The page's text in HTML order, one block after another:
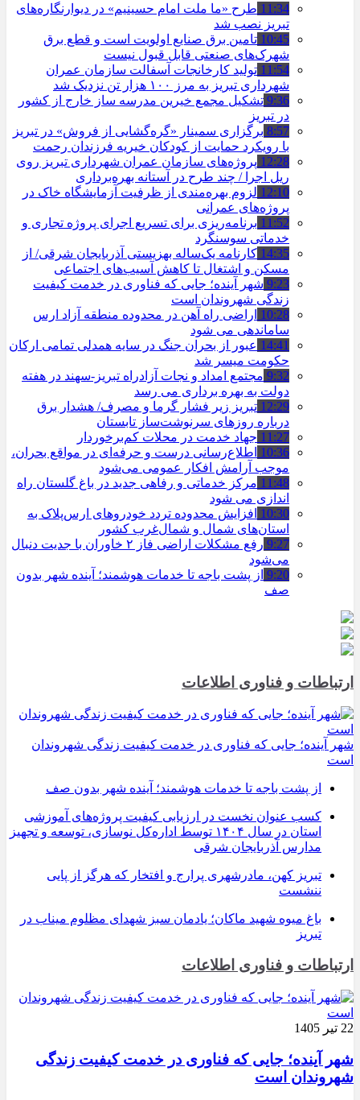
11:34 طرح «ما ملت امام حسینیم» در دیوارنگاره‌های
تبریز نصب شد
10:45 تامین برق صنایع اولویت است و قطع برق
شهرک‌های صنعتی قابل قبول نیست
11:54 تولید کارخانجات آسفالت سازمان عمران
شهرداری تبریز به مرز ۱۰۰ هزار تن نزدیک شد
9:36 تشکیل مجمع خیرین مدرسه ‌ساز خارج از کشور
در تبریز
8:57 برگزاری سمینار «گره‌گشایی از فروش» در تبریز
با رویکرد حمایت از کودکان خیریه فرزندان رحمت
12:28 پروژه‌های سازمان عمران شهرداری تبریز روی
ریل اجرا / چند طرح در آستانه بهره‌برداری
12:10 لزوم بهره‌مندی از ظرفیت آزمایشگاه خاک در
پروژه‌های عمرانی
11:52 برنامه‌ریزی برای تسریع اجرای پروژه تجاری و
خدماتی سوسنگرد
14:35 کارنامه یک‌ساله بهزیستی آذربایجان شرقی/ از
مسکن و اشتغال تا کاهش آسیب‌های اجتماعی
9:23 شهر آینده؛ جایی که فناوری در خدمت کیفیت
زندگی شهروندان است
10:28 اراضی راه آهن در محدوده منطقه آزاد ارس
ساماندهی می شود
14:41 عبور از بحران جنگ در سایه همدلی تمامی ارکان
حکومت میسر شد
9:32 مجتمع امداد و نجات آزادراه تبریز-سهند در هفته
دولت به بهره ‌برداری می‌ رسد
12:29 تبریز زیر فشار گرما و مصرف/ هشدار برق
درباره روزهای سرنوشت‌ساز تابستان
11:27 جهاد خدمت در محلات کم‌برخوردار
10:36 اطلاع‌رسانی درست و حرفه‌ای در مواقع بحران،
موجب آرامش افکار عمومی می‌شود
11:48 مرکز خدماتی و رفاهی جدید در باغ گلستان راه
اندازی می شود
10:30 افزایش محدوده تردد خودروهای ارس‌پلاک به
استان‌های شمال و شمال‌غرب کشور
9:27
رفع مشکلات اراضی فاز ۲ خاوران با جدیت دنبال
می‌شود
9:20 از پشت باجه تا خدمات هوشمند؛ آینده شهر بدون
صف
ارتباطات و فناوری اطلاعات
شهر آینده؛ جایی که فناوری در خدمت کیفیت زندگی شهروندان
است
از پشت باجه تا خدمات هوشمند؛ آینده شهر بدون صف
کسب عنوان نخست در ارزیابی کیفیت پروژه‌های آموزشی
استان در سال ۱۴۰۴ توسط اداره‌کل نوسازی، توسعه و تجهیز
مدارس آذربایجان شرقی
تبریز کهن، مادرشهری پرارج و افتخار که هرگز از پایی
ننشست
باغ میوه شهید ماکان؛ یادمان سبز شهدای مظلوم میناب در
تبریز
ارتباطات و فناوری اطلاعات
22 تیر 1405
شهر آینده؛ جایی که فناوری در خدمت کیفیت زندگی
شهروندان است